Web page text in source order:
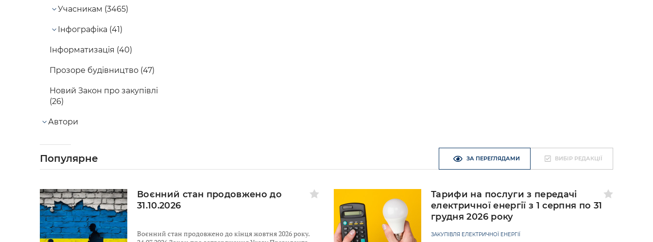
Учасникам (3465)
Інфографіка (41)
Інформатизація (40)
Прозоре будівництво (47)
Новий Закон про закупівлі
(26)
Автори
Популярне ЗА ПЕРЕГЛЯДАМИ ВИБІР РЕДАКЦІЇ
Воєнний стан продовжено до
31.10.2026
Воєнний стан продовжено до кінця жовтня 2026 року.
Тарифи на послуги з передачі
електричної енергії з 1 серпня по 31
грудня 2026 року
ЗАКУПІВЛЯ ЕЛЕКТРИЧНОЇ ЕНЕРГІЇ